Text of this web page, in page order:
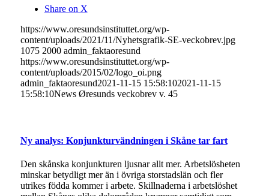
Share on X
https://www.oresundsinstituttet.org/wp-
content/uploads/2021/11/Nyhetsgrafik-SE-veckobrev.jpg
1075 2000 admin_faktaoresund
https://www.oresundsinstituttet.org/wp-
content/uploads/2015/02/logo_oi.png
admin_faktaoresund2021-11-15 15:58:102021-11-15
15:58:10News Øresunds veckobrev v. 45
Ny analys: Konjunkturvändningen i Skåne tar fart
Den skånska konjunkturen ljusnar allt mer. Arbetslösheten
minskar betydligt mer än i övriga storstadslän och fler
utrikes födda kommer i arbete. Skillnaderna i arbetslöshet